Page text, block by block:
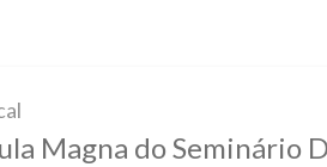
Magna do Seminário